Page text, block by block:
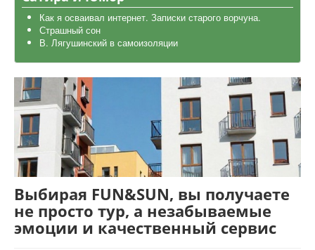
Как я осваивал интернет. Записки старого ворчуна.
Страшный сон
В. Лягушинский в самоизоляции
Выбирая FUN&SUN, вы получаете
не просто тур, а незабываемые
эмоции и качественный сервис